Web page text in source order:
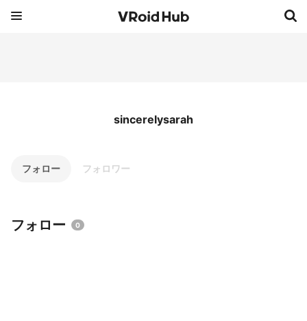
sincerelysarah
フォロー フォロワー
フォロー 0